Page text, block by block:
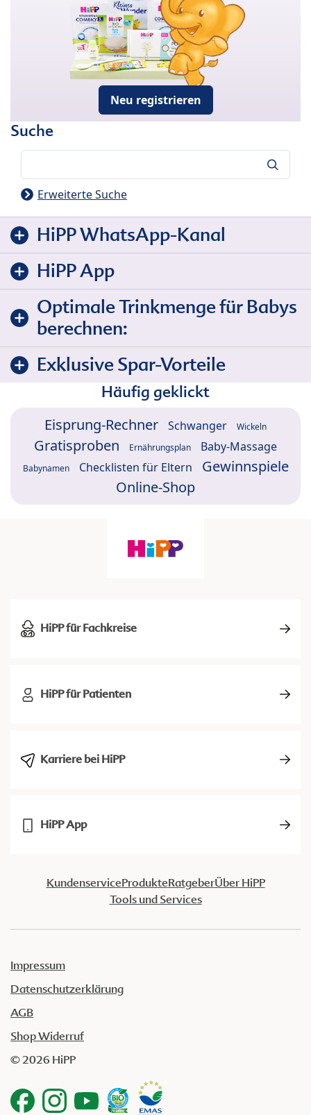
Neu registrieren
Suche
Erweiterte Suche
HiPP WhatsApp-Kanal
HiPP App
Optimale Trinkmenge für Babys
berechnen:
Exklusive Spar-Vorteile
Häufig geklickt
Eisprung-Rechner Schwanger Wickeln
Gratisproben Ernährungsplan Baby-Massage
Babynamen Checklisten für Eltern
Gewinnspiele
Online-Shop
HiPP für Fachkreise
HiPP für Patienten
Karriere bei HiPP
HiPP App
KundenserviceProdukteRatgeberÜber HiPP
Tools und Services
Impressum
Datenschutzerklärung
AGB
Shop Widerruf
© 2026 HiPP